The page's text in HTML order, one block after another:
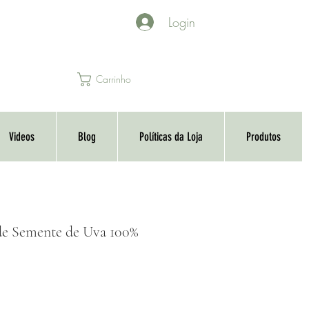
Login
Carrinho
Videos Blog Políticas da Loja Produtos
Semente de Uva 100%